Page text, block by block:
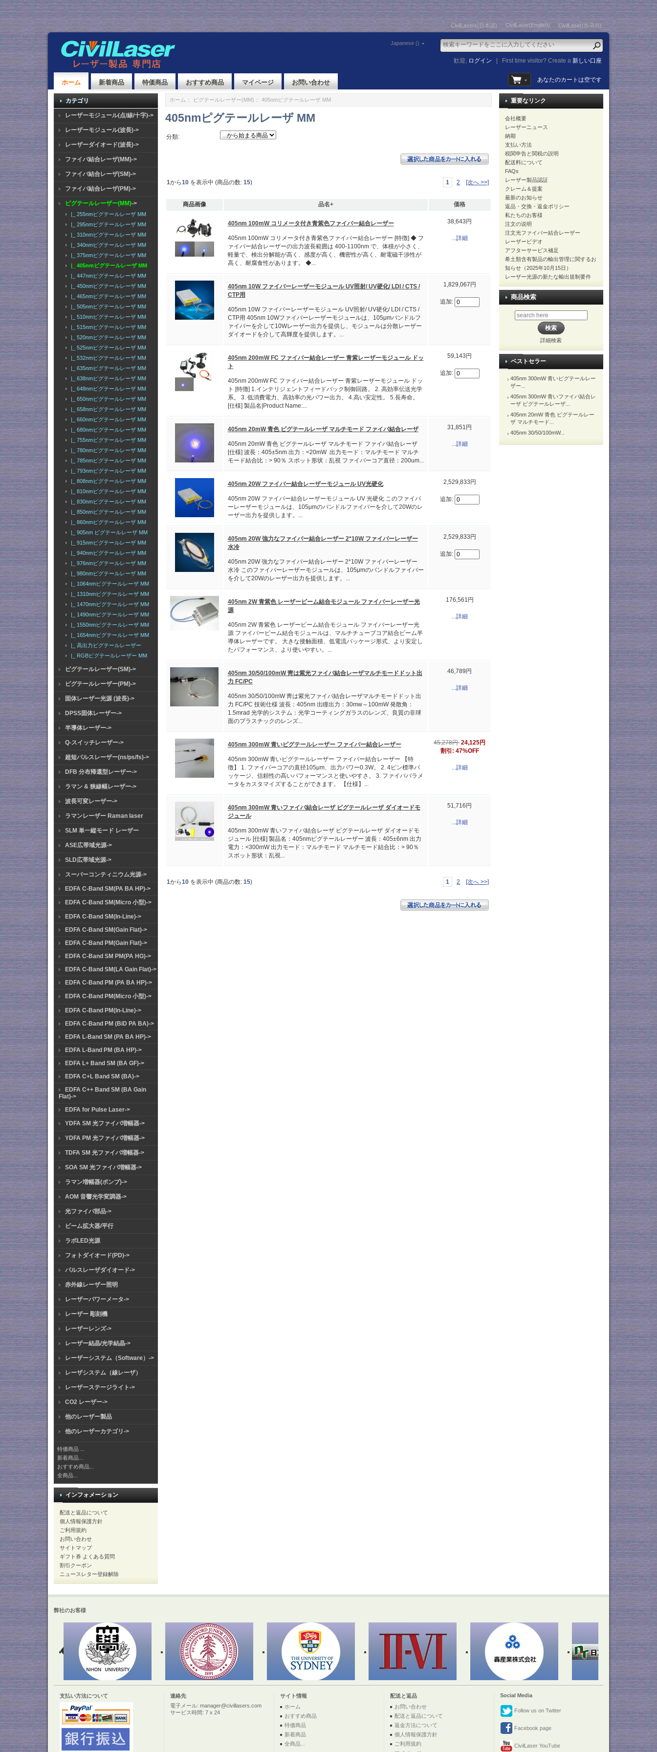
CivilLasers(日本語) CivilLaser(English) CivilLaser(한국어)
Japanese ()
歓迎, ログイン First time visitor? Create a新しい口座
ホーム 新着商品 特価商品 おすすめ商品 マイページ お問い合わせ あなたのカートは空です
カテゴリ
レーザーモジュール(点/線/十字)->
レーザーモジュール(波長)->
レーザーダイオード(波長)->
ファイバ結合レーザ(MM)->
ファイバ結合レーザ(SM)->
ファイバ結合レーザ(PM)->
ピグテールレーザー(MM)->
|_ 255nmピグテールレーザ MM
|_ 295nmピグテールレーザ MM
|_ 310nmピグテールレーザ MM
|_ 340nmピグテールレーザ MM
|_ 375nmピグテールレーザ MM
|_ 405nmピグテールレーザ MM
|_ 447nmピグテールレーザ MM
|_ 450nmピグテールレーザ MM
|_ 465nmピグテールレーザ MM
|_ 505nmピグテールレーザ MM
|_ 510nmピグテールレーザ MM
|_ 515nmピグテールレーザ MM
|_ 520nmピグテールレーザ MM
|_ 525nmピグテールレーザ MM
|_ 532nmピグテールレーザ MM
|_ 635nmピグテールレーザ MM
|_ 638nmピグテールレーザ MM
|_ 648nmピグテールレーザ MM
|_ 650nmピグテールレーザ MM
|_ 658nmピグテールレーザ MM
|_ 660nmピグテールレーザ MM
|_ 680nmピグテールレーザ MM
|_ 755nmピグテールレーザ MM
|_ 780nmピグテールレーザ MM
|_ 785nmピグテールレーザ MM
|_ 793nmピグテールレーザ MM
|_ 808nmピグテールレーザ MM
|_ 810nmピグテールレーザ MM
|_ 830nmピグテールレーザ MM
|_ 850nmピグテールレーザ MM
|_ 860nmピグテールレーザ MM
|_ 905nm ピグテールレーザ MM
|_ 915nmピグテールレーザ MM
|_ 940nmピグテールレーザ MM
|_ 976nmピグテールレーザ MM
|_ 980nmピグテールレーザ MM
|_ 1064nmピグテールレーザ MM
|_ 1310nmピグテールレーザ MM
|_ 1470nmピグテールレーザ MM
|_ 1490nmピグテールレーザ MM
|_ 1550nmピグテールレーザ MM
|_ 1654nmピグテールレーザ MM
|_ 高出力ピグテールレーザー
|_ RGBピグテールレーザー MM
ピグテールレーザー(SM)->
ピグテールレーザー(PM)->
固体レーザー光源 (波長)->
DPSS固体レーザー->
半導体レーザー->
Q-スイッチレーザー->
超短パルスレーザー(ns/ps/fs)->
DFB 分布帰還型レーザー->
ラマン & 狭線幅レーザー->
波長可変レーザー->
ラマンレーザー Raman laser
SLM 単一縦モード レーザー
ASE広帯域光源->
SLD広帯域光源->
スーパーコンティニウム光源->
EDFA C-Band SM(PA BA HP)->
EDFA C-Band SM(Micro 小型)->
EDFA C-Band SM(In-Line)->
EDFA C-Band SM(Gain Flat)->
EDFA C-Band PM(Gain Flat)->
EDFA C-Band SM PM(PA HG)->
EDFA C-Band SM(LA Gain Flat)->
EDFA C-Band PM (PA BA HP)->
EDFA C-Band PM(Micro 小型)->
EDFA C-Band PM(In-Line)->
EDFA C-Band PM (BiD PA BA)->
EDFA L-Band SM (PA BA HP)->
EDFA L-Band PM (BA HP)->
EDFA L+ Band SM (BA GF)->
EDFA C+L Band SM (BA)->
EDFA C++ Band SM (BA Gain
Flat)->
EDFA for Pulse Laser->
YDFA SM 光ファイバ増幅器->
YDFA PM 光ファイバ増幅器->
TDFA SM 光ファイバ増幅器->
SOA SM 光ファイバ増幅器->
ラマン増幅器(ポンプ)->
AOM 音響光学変調器->
光ファイバ部品->
ビーム拡大器/平行
ラボLED光源
フォトダイオード(PD)->
パルスレーザダイオード->
赤外線レーザー照明
レーザーパワーメータ->
レーザー 彫刻機
レーザーレンズ->
レーザー結晶/光学結晶->
レーザーシステム（Software）->
レーザシステム（線レーザ）
レーザーステージライト->
CO2 レーザー->
他のレーザー製品
他のレーザーカテゴリ->
特価商品 ...
新着商品...
おすすめ商品...
全商品...
インフォメーション
配送と返品について
個人情報保護方針
ご利用規約
お問い合わせ
サイトマップ
ギフト券 よくある質問
割引クーポン
ニュースレター登録解除
ホーム :: ピグテールレーザー(MM) :: 405nmピグテールレーザ MM
405nmピグテールレーザ MM
分類:
1から10を表示中 (商品の数: 15) 1 2 [次へ >>]
商品画像 品名+ 価格
405nm 100mW コリメータ付き青紫色ファイバー結合レーザー
405nm 100mW コリメータ付き青紫色ファイバー結合レーザー [特徴] ◆ フ
ァイバー結合レーザーの出力波長範囲は 400-1100nm で、体積が小さく、
軽量で、検出分解能が高く、感度が高く、機密性が高く、耐電磁干渉性が
高く、耐腐食性があります。 ◆...
38,643円
...詳細
405nm 10W ファイバーレーザーモジュール UV照射/ UV硬化/ LDI / CTS /
CTP用
405nm 10W ファイバーレーザーモジュール UV照射/ UV硬化/ LDI / CTS /
CTP用 405nm 10Wファイバーレーザーモジュールは、105μmバンドルフ
ァイバーを介して10Wレーザー出力を提供し、モジュールは分散レーザー
ダイオードを介して高輝度を提供します。...
1,829,067円
追加:
405nm 200mW FC ファイバー結合レーザー 青紫レーザーモジュール ドッ
ト
405nm 200mW FC ファイバー結合レーザー 青紫レーザーモジュール ドッ
ト [特徴] 1.インテリジェントフィードバック制御回路。 2. 高効率伝送光学
系。 3. 低消費電力、高効率の光パワー出力。 4.高い安定性。 5.長寿命。
[仕様] 製品名|Product Name:...
59,143円
追加:
405nm 20mW 青色 ピグテールレーザ マルチモード ファイバ結合レーザ
405nm 20mW 青色 ピグテールレーザ マルチモード ファイバ結合レーザ
[仕様] 波長：405±5nm 出力：<20mW 出力モード：マルチモード マルチ
モード結合比：> 90％ スポット形状：乱視 ファイバーコア直径：200um...
31,851円
...詳細
405nm 20W ファイバー結合レーザーモジュール UV光硬化
405nm 20W ファイバー結合レーザーモジュール UV 光硬化 このファイバ
ーレーザーモジュールは、105μmのバンドルファイバーを介して20Wのレ
ーザー出力を提供します。...
2,529,833円
追加:
405nm 20W 強力なファイバー結合レーザー 2*10W ファイバーレーザー
水冷
405nm 20W 強力なファイバー結合レーザー 2*10W ファイバーレーザー
水冷 このファイバーレーザーモジュールは、105μmのバンドルファイバー
を介して20Wのレーザー出力を提供します。...
2,529,833円
追加:
405nm 2W 青紫色 レーザービーム結合モジュール ファイバーレーザー光
源
405nm 2W 青紫色 レーザービーム結合モジュール ファイバーレーザー光
源 ファイバービーム結合モジュールは、マルチチューブコア結合ビーム半
導体レーザーです。 大きな接触面積、低電流パッケージ形式、より安定し
たパフォーマンス、より使いやすい。...
176,561円
...詳細
405nm 30/50/100mW 靑は紫光ファイバ結合レーザマルチモードドット出
力 FC/PC
405nm 30/50/100mW 靑は紫光ファイバ結合レーザマルチモードドット出
力 FC/PC 技術仕様 波長：405nm 出瞳出力：30mw～100mW 発散角：
1.5mrad 光学的システム：光学コーティングガラスのレンズ、良質の非球
面のプラスチックのレンズ...
46,789円
...詳細
405nm 300mW 青いピグテールレーザー ファイバー結合レーザー
405nm 300mW 青いピグテールレーザー ファイバー結合レーザー 【特
徴】 1. ファイバーコアの直径105μm、出力パワー0.3W。 2. 4ピン標準パ
ッケージ、信頼性の高いパフォーマンスと使いやすさ。 3. ファイバパラメ
ータをカスタマイズすることができます。 【仕様】...
45,278円 24,125円
割引: 47%OFF
...詳細
405nm 300mW 青いファイバ結合レーザ ピグテールレーザ ダイオードモ
ジュール
405nm 300mW 青いファイバ結合レーザ ピグテールレーザ ダイオードモ
ジュール [仕様] 製品名：405nmピグテールレーザー 波長：405±6nm 出力
電力：<300mW 出力モード：マルチモード マルチモード結合比：> 90％
スポット形状：乱視...
51,716円
...詳細
1から10を表示中 (商品の数: 15) 1 2 [次へ >>]
重要なリンク
会社概要
レーザーニュース
納期
支払い方法
税関申告と関税の説明
配送料について
FAQs
レーザー製品認証
クレーム＆提案
最新のお知らせ
返品・交換・返金ポリシー
私たちのお客様
注文の说明
注文光ファイバー結合レーザー
レーザービデオ
アフターサービス補足
希土類含有製品の輸出管理に関するお
知らせ（2025年10月15日）
レーザー光源の新たな輸出規制要件
商品検索
詳細検索
ベストセラー
405nm 300mW 青いピグテールレー
ザー...
405nm 300mW 青いファイバ結合レ
ーザ ピグテールレーザ...
405nm 20mW 青色 ピグテールレー
ザ マルチモード...
405nm 30/50/100mW...
弊社のお客様
支払い方法について 連絡先 サイト情報 配送と返品
Social Media
電子メール: manager@civillasers.com
サービス時間: 7 x 24
ホーム
おすすめ商品
特価商品
新着商品
全商品...
お問い合わせ
配送と返品について
返金方法について
個人情報保護方針
ご利用規約
Follow us on Twitter
Facebook page
CivilLaser YouTube